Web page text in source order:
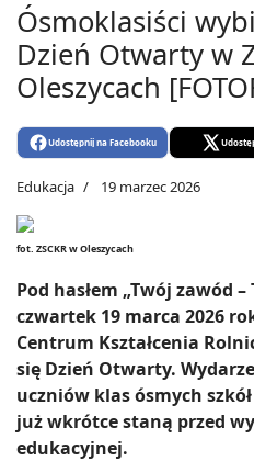
Ósmoklasiści
Dzień Otwarty w
Oleszycach
Udostępnij na Facebooku
Edukacja 19 marzec 2026
fot. ZSCKR w Oleszycach
Pod hasłem „Twój zawód
czwartek 19 marca 2026
Centrum Kształcenia
się Dzień Otwarty.
uczniów klas ósmych
już wkrótce staną przed
edukacyjnej.